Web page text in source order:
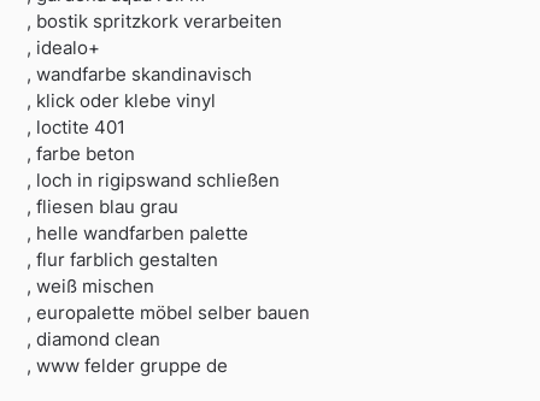
, bostik spritzkork verarbeiten
, idealo+
, wandfarbe skandinavisch
, klick oder klebe vinyl
, loctite 401
, farbe beton
, loch in rigipswand schließen
, fliesen blau grau
, helle wandfarben palette
, flur farblich gestalten
, weiß mischen
, europalette möbel selber bauen
, diamond clean
, www felder gruppe de